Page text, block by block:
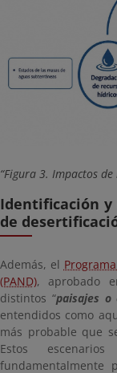
Figura 3. Impactos
Identificación y
de
Además, el
(PAND), aprobado
distintos “paisajes o
entendidos como
más probable que
Estos
fundamentalmente